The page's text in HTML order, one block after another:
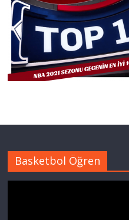
Basketbol Öğren